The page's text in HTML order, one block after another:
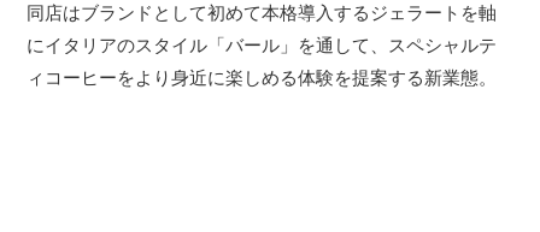
同店はブランドとして初めて本格導入するジェラートを軸
にイタリアのスタイル「バール」を通して、スペシャルテ
ィコーヒーをより身近に楽しめる体験を提案する新業態。